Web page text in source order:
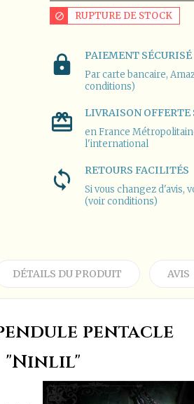
RUPTURE DE STOCK
PAIEMENT SÉCURISÉ
Par carte bancaire,
conditions)
LIVRAISON OFFERTE
en France
l'international
RETOURS FACILITÉS
Si vous changez d'avis,
(voir conditions)
DÉTAILS DU PRODUIT AVIS
pentacle
"Ninlil"